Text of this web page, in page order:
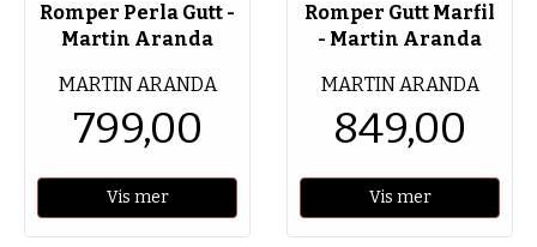
Romper Perla Gutt -
Martin Aranda
MARTIN ARANDA
799,00
Vis mer
Romper Gutt Marfil
- Martin Aranda
MARTIN ARANDA
849,00
Vis mer